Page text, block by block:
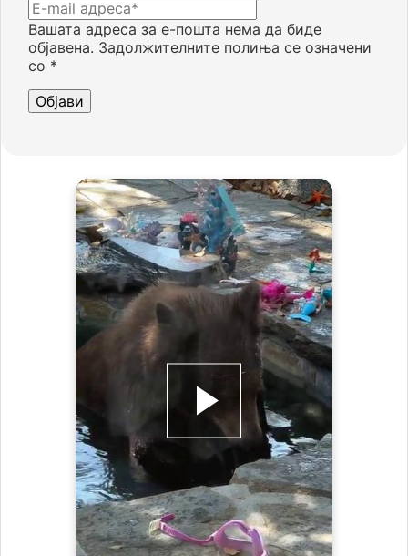
Вашата адреса за е-пошта нема да биде
објавена. Задолжителните полиња се означени
со *